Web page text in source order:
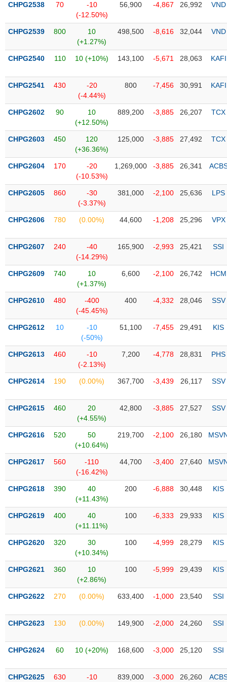
thái
phiếu
mô
thị
Niêm
Niêm
mới
yết
sung
niêm
yết
Theo
dõi
biệt
được
quỹ
mục
ETF
Cổ
chi
tiết
Tổng
quan
Giao
dịch
Tài
chính
Phân
tích
thuật
sơ
nghiệp
tức
sự
CHPG2538 70
-10
(-12.50%)
56,900 -4,867 26,992 VND
CHPG2539 800
10
(+1.27%)
498,500 -8,616 32,044 VND
CHPG2540 110 10 (+10%) 143,100 -5,671 28,063 KAFI
CHPG2541 430
-20
(-4.44%)
800 -7,456 30,991 KAFI
CHPG2602 90
10
(+12.50%)
889,200 -3,885 26,207 TCX
CHPG2603 450
120
(+36.36%)
125,000 -3,885 27,492 TCX
CHPG2604 170
-20
(-10.53%)
1,269,000 -3,885 26,341
CHPG2605 860
-30
(-3.37%)
381,000 -2,100 25,636 LPS
CHPG2606 780 (0.00%) 44,600 -1,208 25,296 VPX
CHPG2607 240
-40
(-14.29%)
165,900 -2,993 25,421 SSI
CHPG2609 740
10
(+1.37%)
6,600 -2,100 26,742 HCM
CHPG2610 480
-400
(-45.45%)
400 -4,332 28,046 SSV
CHPG2612 10
-10
(-50%)
51,100 -7,455 29,491 KIS
CHPG2613 460
-10
(-2.13%)
7,200 -4,778 28,831 PHS
CHPG2614 190 (0.00%) 367,700 -3,439 26,117 SSV
CHPG2615 460
20
(+4.55%)
42,800 -3,885 27,527 SSV
CHPG2616 520
50
(+10.64%)
219,700 -2,100 26,180
CHPG2617 560
-110
(-16.42%)
44,700 -3,400 27,640
CHPG2618 390
40
(+11.43%)
200 -6,888 30,448 KIS
CHPG2619 400
40
(+11.11%)
100 -6,333 29,933 KIS
CHPG2620 320
30
(+10.34%)
100 -4,999 28,279 KIS
CHPG2621 360
10
(+2.86%)
100 -5,999 29,439 KIS
CHPG2622 270 (0.00%) 633,400 -1,000 23,540 SSI
CHPG2623 130 (0.00%) 149,900 -2,000 24,260 SSI
CHPG2624 60 10 (+20%) 168,600 -3,000 25,120 SSI
CHPG2625 630 -10 839,000 -3,000 26,260
NGÀNH
DOANH
NGHIỆP
PHIẾU
PHÁI
TRÁI
CÔNG
ĐẦU
TƯ
DỮ
MỚI
Ngành
(-)
VS-
LƯỢNG
NGUYÊN
VẬT
NGHIỆP